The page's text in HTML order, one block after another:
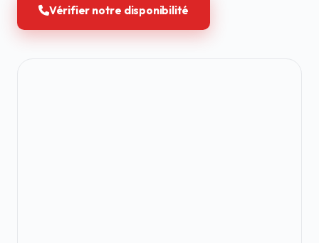
Vérifier notre disponibilité